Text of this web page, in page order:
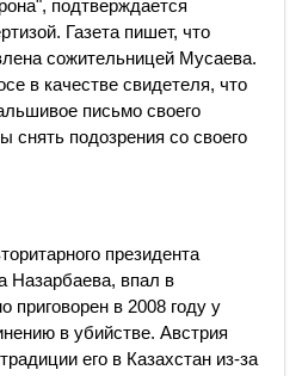
подтверждается
Газета пишет, что
сожительницей Мусаева.
в качестве свидетеля, что
письмо своего
снять подозрения со своего
президента
Назарбаева, впал в
приговорен в 2008 году у
в убийстве. Австрия
его в Казахстан из-за